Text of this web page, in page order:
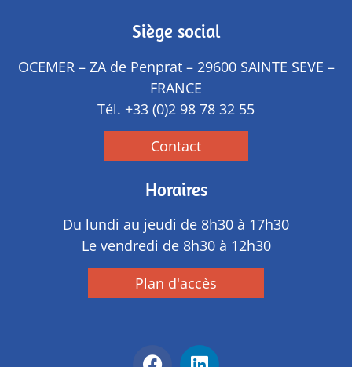
Siège social
OCEMER – ZA de Penprat – 29600 SAINTE SEVE –
FRANCE
Tél. +33 (0)2 98 78 32 55
Contact
Horaires
Du lundi au jeudi de 8h30 à 17h30
Le vendredi de 8h30 à 12h30
Plan d'accès